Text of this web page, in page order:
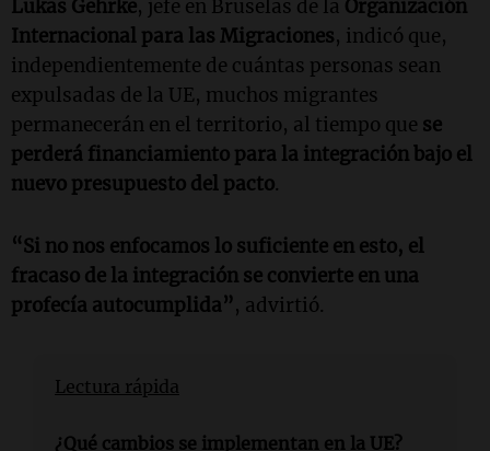
Lukas Gehrke, jefe en Bruselas de la Organización
Internacional para las Migraciones, indicó que,
independientemente de cuántas personas sean
expulsadas de la UE, muchos migrantes
permanecerán en el territorio, al tiempo que se
perderá financiamiento para la integración bajo el
nuevo presupuesto del pacto.
“Si no nos enfocamos lo suficiente en esto, el
fracaso de la integración se convierte en una
profecía autocumplida”, advirtió.
Lectura rápida
¿Qué cambios se implementan en la UE?